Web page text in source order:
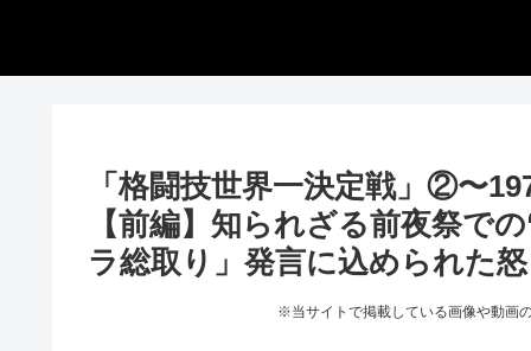
「格闘技世界一決定戦」②〜
【前編】知られざる前夜祭で
ラ総取り」発言に込められた
※当サイトで掲載している画像や動画